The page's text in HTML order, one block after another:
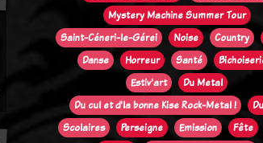
Mystery Machine Summer Tour
Saint-Céneri-le-Gérei
Noise Country
Danse
Horreur Santé
Estiv'art
Du Metal
Du cul et d'la bonne Kise Rock-Metal !
Scolaires
Perseigne Emission Fête